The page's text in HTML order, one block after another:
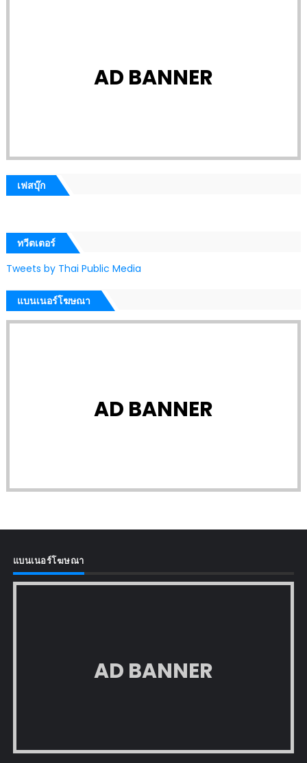
AD BANNER
เฟสบุ๊ก
ทวีตเตอร์
Tweets by Thai Public Media
แบนเนอร์โฆษณา
AD BANNER
แบนเนอร์โฆษณา
AD BANNER